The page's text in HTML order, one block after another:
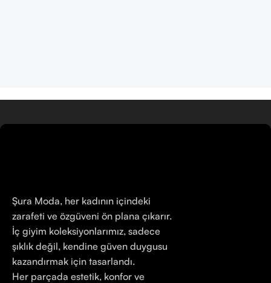
Şura Moda, her kadının içindeki
zarafeti ve özgüveni ön plana çıkarır.
İç giyim koleksiyonlarımız, sadece
şıklık değil, kendine güven duygusu
kazandırmak için tasarlandı.
Her parçada estetik, konfor ve